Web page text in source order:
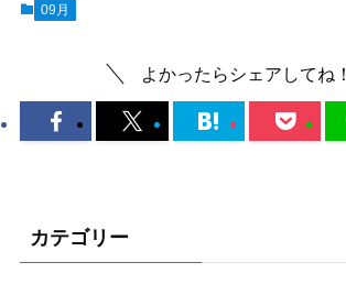
09月
よかったらシェアしてね！
カテゴリー